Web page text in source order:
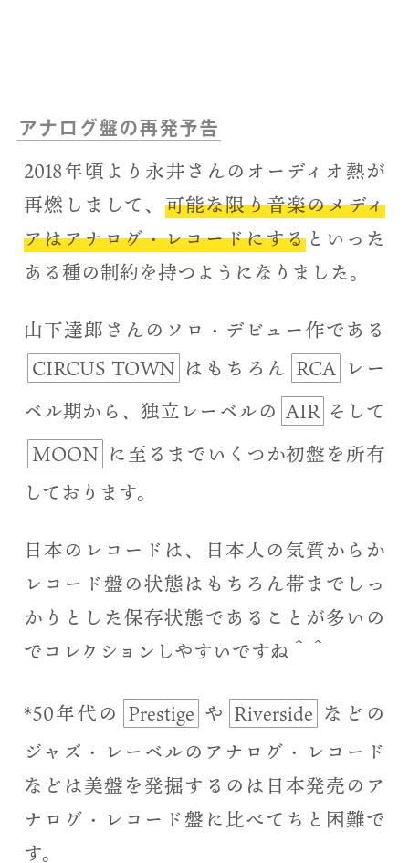
アナログ盤の再発予告
2018年頃より永井さんのオーディオ熱が
再燃しまして、 可能な限り音楽のメディ
アはアナログ・レコードにするといった
ある種の制約を持つようになりました。
山下達郎さんのソロ・デビュー作である
CIRCUS TOWN はもちろん RCA レー
ベル期から、独立レーベルの AIR そして
MOON に至るまでいくつか初盤を所有
しております。
日本のレコードは、日本人の気質からか
レコード盤の状態はもちろん帯までしっ
かりとした保存状態であることが多いの
でコレクションしやすいですね＾＾
*50年代の Prestige や Riverside などの
ジャズ・レーベルのアナログ・レコード
などは美盤を発掘するのは日本発売のア
ナログ・レコード盤に比べてちと困難で
す。